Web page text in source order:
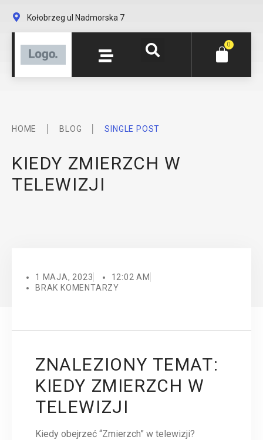
Kołobrzeg ul Nadmorska 7
0
HOME BLOG SINGLE POST
KIEDY ZMIERZCH W
TELEWIZJI
1 MAJA, 2023
12:02 AM
BRAK KOMENTARZY
ZNALEZIONY TEMAT:
KIEDY ZMIERZCH W
TELEWIZJI
Kiedy obejrzeć “Zmierzch” w telewizji?